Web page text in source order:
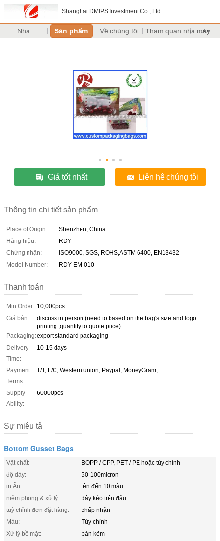
Shanghai DMIPS Investment Co., Ltd
Nhà Sản phẩm Về chúng tôi Tham quan nhà máy
>>
Giá tốt nhất Liên hệ chúng tôi
Thông tin chi tiết sản phẩm
Place of Origin:
Shenzhen, China
Hàng hiệu:
RDY
Chứng nhận:
ISO9000, SGS, ROHS,ASTM 6400, EN13432
Model Number:
RDY-EM-010
Thanh toán
Min Order: 10,000pcs
Giá bán:
discuss in person (need to based on the bag's size and logo
printing ,quantity to quote price)
Packaging:export standard packaging
Delivery
Time:
10-15 days
Payment
Terms:
T/T, L/C, Western union, Paypal, MoneyGram,
Supply
Ability:
60000pcs
Sự miêu tả
Bottom Gusset Bags
Vật chất:
BOPP / CPP, PET / PE hoặc tùy chỉnh
độ dày:
50-100micron
in Ấn:
lên đến 10 màu
niêm phong & xử lý:
dây kéo trên đầu
tuỳ chỉnh đơn đặt hàng:
chấp nhận
Màu:
Tùy chỉnh
Xử lý bề mặt:
bản kẽm